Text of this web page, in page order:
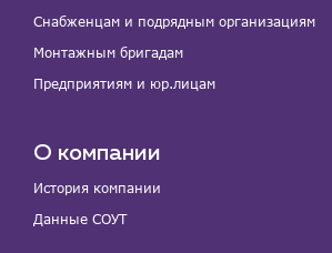
Снабженцам и подрядным организациям
Монтажным бригадам
Предприятиям и юр.лицам
О компании
История компании
Данные СОУТ